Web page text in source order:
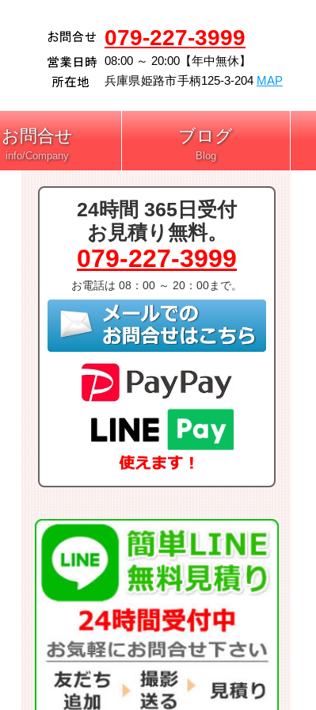
079-227-3999
08:00 ～ 20:00【年中無休】
兵庫県姫路市手柄125-3-204 MAP
お問合せ ブログ
24時間 365日受付
お見積り無料。
079-227-3999
お電話は 08：00 ～ 20：00まで。